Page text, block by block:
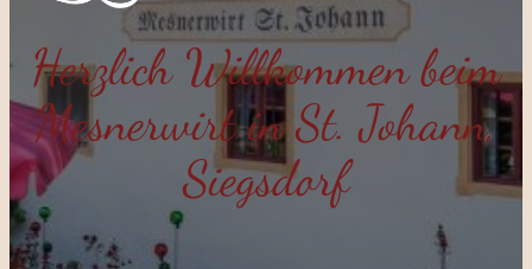
Herzlich Willkommen beim
Mesnerwirt in St. Johann,
Siegsdorf